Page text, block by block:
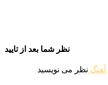
نظر شما بعد از تایید
آهنگ نظر می نویسید